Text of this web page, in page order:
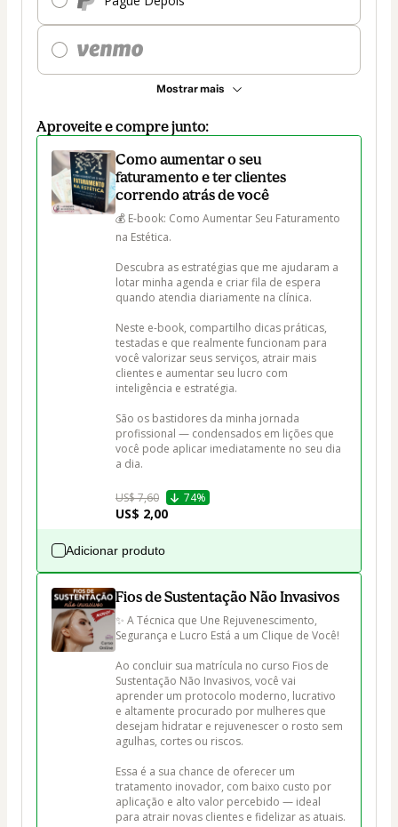
Mostrar mais
Aproveite e compre junto:
Como aumentar o seu
faturamento e ter clientes
correndo atrás de você
💰 E-book: Como Aumentar Seu Faturamento
na Estética.
Descubra as estratégias que me ajudaram a
lotar minha agenda e criar fila de espera
quando atendia diariamente na clínica.
Neste e-book, compartilho dicas práticas,
testadas e que realmente funcionam para
você valorizar seus serviços, atrair mais
clientes e aumentar seu lucro com
inteligência e estratégia.
São os bastidores da minha jornada
profissional — condensados em lições que
você pode aplicar imediatamente no seu dia
a dia.
US$ 7,60 74%
US$ 2,00
Adicionar produto
Fios de Sustentação Não Invasivos
✨ A Técnica que Une Rejuvenescimento,
Segurança e Lucro Está a um Clique de Você!
Ao concluir sua matrícula no curso Fios de
Sustentação Não Invasivos, você vai
aprender um protocolo moderno, lucrativo
e altamente procurado por mulheres que
desejam hidratar e rejuvenescer o rosto sem
agulhas, cortes ou riscos.
Essa é a sua chance de oferecer um
tratamento inovador, com baixo custo por
aplicação e alto valor percebido — ideal